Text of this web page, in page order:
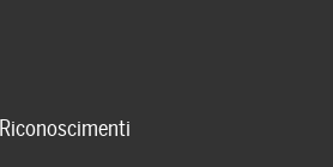
Riconoscimenti